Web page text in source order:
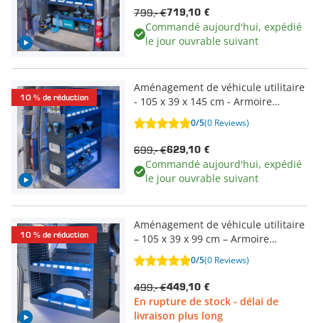
719,10 €
799,- €
Commandé aujourd'hui, expédié
le jour ouvrable suivant
10 % de réduction
Aménagement de véhicule utilitaire
- 105 x 39 x 145 cm - Armoire
encastrée + 4 étagères & 13 bacs de
rangement
0/5(0 Reviews)
629,10 €
699,- €
Commandé aujourd'hui, expédié
le jour ouvrable suivant
10 % de réduction
Aménagement de véhicule utilitaire
– 105 x 39 x 99 cm – Armoire
encastrée + 2 étagères & 13 bacs de
rangement
0/5(0 Reviews)
449,10 €
499,- €
En rupture de stock - délai de
livraison plus long